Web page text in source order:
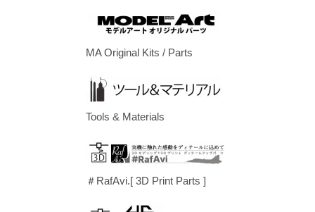
MA Original Kits / Parts
Tools & Materials
＃RafAvi.[ 3D Print Parts ]